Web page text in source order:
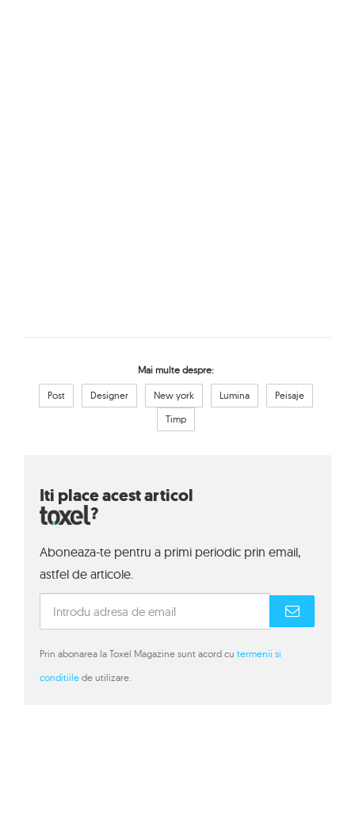
Mai multe despre:
Post Designer New york Lumina
Peisaje
Timp
Iti place acest articol
?
Aboneaza-te pentru a primi periodic prin email,
astfel de articole.
Prin abonarea la Toxel Magazine sunt acord cu termenii si
conditiile de utilizare.